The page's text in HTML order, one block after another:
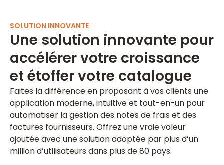
SOLUTION INNOVANTE
Une solution innovante pour
accélérer votre croissance
et étoffer votre catalogue
Faites la différence en proposant à vos clients une
application moderne, intuitive et tout-en-un pour
automatiser la gestion des notes de frais et des
factures fournisseurs. Offrez une vraie valeur
ajoutée avec une solution adoptée par plus d’un
million d’utilisateurs dans plus de 80 pays.